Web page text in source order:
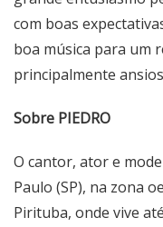
com boas
boa música para um
principalmente
Sobre PIEDRO
O cantor, ator e
Paulo (SP), na zona
Pirituba, onde vive